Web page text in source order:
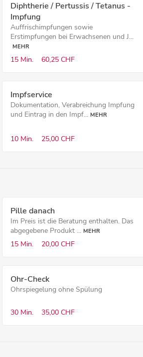
Diphtherie / Pertussis / Tetanus -
Impfung
Auffrischimpfungen sowie
Erstimpfungen bei Erwachsenen und J...
MEHR
15 Min. 60,25 CHF
Impf­service
Dokumentation, Verabreichung Impfung
und Eintrag in den Impf... MEHR
10 Min. 25,00 CHF
Pille danach
Im Preis ist die Beratung enthalten. Das
abgegebene Produkt ... MEHR
15 Min. 20,00 CHF
Ohr-Check
Ohrspiegelung ohne Spülung
30 Min. 35,00 CHF